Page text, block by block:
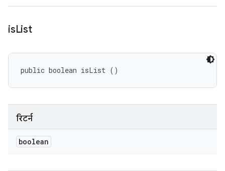
isList
public boolean isList ()
रिटर्न
boolean